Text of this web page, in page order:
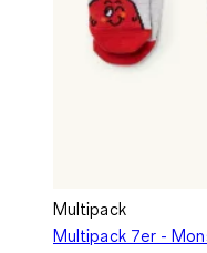
Multipack
Multipack 7er -